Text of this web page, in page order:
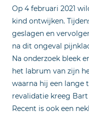
Op 4 februari 2021
kind ontwijken.
geslagen en
na dit ongeval
Na onderzoek bleek
het labrum van zijn
waarna hij een lange
revalidatie kreeg
Recent is ook een